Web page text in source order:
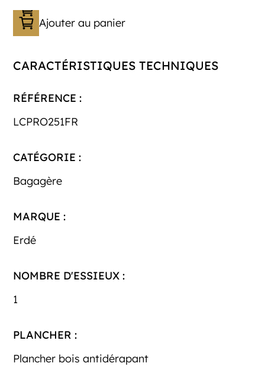
Ajouter au panier
CARACTÉRISTIQUES TECHNIQUES
RÉFÉRENCE :
LCPRO251FR
CATÉGORIE :
Bagagère
MARQUE :
Erdé
NOMBRE D'ESSIEUX :
1
PLANCHER :
Plancher bois antidérapant